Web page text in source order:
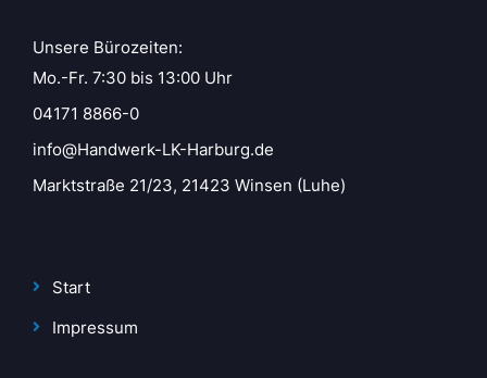
Unsere Bürozeiten:
Mo.-Fr. 7:30 bis 13:00 Uhr
04171 8866-0
info@Handwerk-LK-Harburg.de
Marktstraße 21/23, 21423 Winsen (Luhe)
Start
Impressum